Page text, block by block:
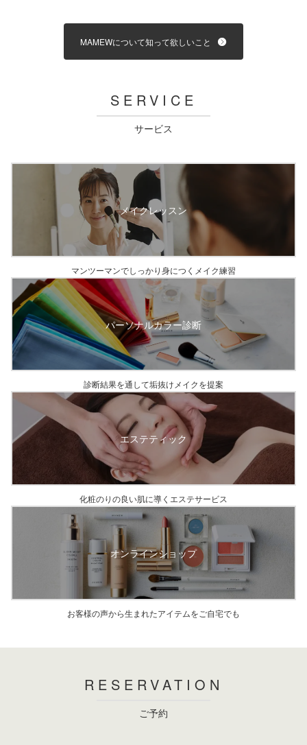
ショップ会員 - ログイン／会員登録
カートを見る
会員ランク制度のご案内
お知らせ
キャンペーン情報
その他
お客様サポート
採用情報
YouTube Facebook Instagram
メイクレッスンビ
フォーアフター
MAMEWについて知って欲しいこと
SERVICE
サービス
メイクレッスン
マンツーマンでしっかり身につくメイク練習
パーソナルカラー診断
診断結果を通して垢抜けメイクを提案
エステティック
化粧のりの良い肌に導く エステサービス
オンラインショップ
お客様の声から生まれたアイテムをご自宅でも
RESERVATION
ご予約